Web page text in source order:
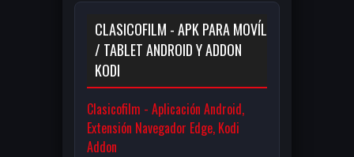
CLASICOFILM - APK PARA MOVÍL
/ TABLET ANDROID Y ADDON
KODI
Clasicofilm - Aplicación Android,
Extensión Navegador Edge, Kodi
Addon